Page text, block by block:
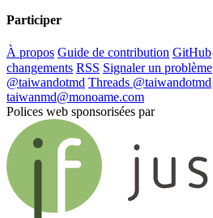
Participer
À propos Guide de contribution GitHub
changements RSS Signaler un problème
@taiwandotmd Threads @taiwandotmd
taiwanmd@monoame.com
Polices web sponsorisées par